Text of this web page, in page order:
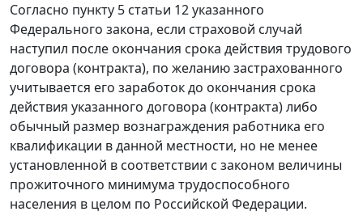
Согласно пункту 5 статьи 12указанного
Федерального закона, если страховой случай
наступил после окончания срока действия трудового
договора (контракта), по желанию застрахованного
учитывается его заработок до окончания срока
действия указанного договора (контракта) либо
обычный размер вознаграждения работника его
квалификации в данной местности, но не менее
установленной в соответствии с законом величины
прожиточного минимума трудоспособного
населения в целом по Российской Федерации.